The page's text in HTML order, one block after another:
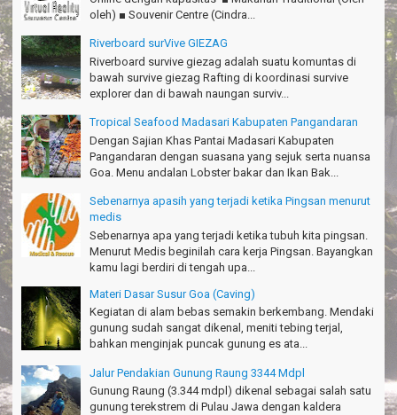
Thanks!Green canyon Amazing
William - Singapore
TRIms Team surVive atas panduan wisata Kabupaten
Pangandaran
Jacky - Depok
Haturnuhun kang Arief, Citumang seru!
Risna - Garut
TRIms surVive GIEZAG telah menemani kami ke Gn.Semeru.
Salam lestari!
Tapak Adventure Club - Bandung Barat
Thanks!
Michael - Sydney
Thanks Bodyrafting Green canyon, extreme, enjoy dan seru
Santoso - Kudus
Seru banget Pantai Batukaras!
Sudrajat - Kuningan
エキサイティングなツアー。ありがとう Arief Pangandaran
Nakata-Osaka Japan
oleh) ■ Souvenir Centre (Cindra...
Riverboard surVive GIEZAG
Riverboard survive giezag adalah suatu komuntas di
bawah survive giezag Rafting di koordinasi survive
explorer dan di bawah naungan surviv...
Tropical Seafood Madasari Kabupaten Pangandaran
Dengan Sajian Khas Pantai Madasari Kabupaten
Pangandaran dengan suasana yang sejuk serta nuansa
Goa. Menu andalan Lobster bakar dan Ikan Bak...
Sebenarnya apasih yang terjadi ketika Pingsan menurut
medis
Sebenarnya apa yang terjadi ketika tubuh kita pingsan.
Menurut Medis beginilah cara kerja Pingsan. Bayangkan
kamu lagi berdiri di tengah upa...
Materi Dasar Susur Goa (Caving)
Kegiatan di alam bebas semakin berkembang. Mendaki
gunung sudah sangat dikenal, meniti tebing terjal,
bahkan menginjak puncak gunung es ata...
Jalur Pendakian Gunung Raung 3344 Mdpl
Gunung Raung (3.344 mdpl) dikenal sebagai salah satu
gunung terekstrem di Pulau Jawa dengan kaldera